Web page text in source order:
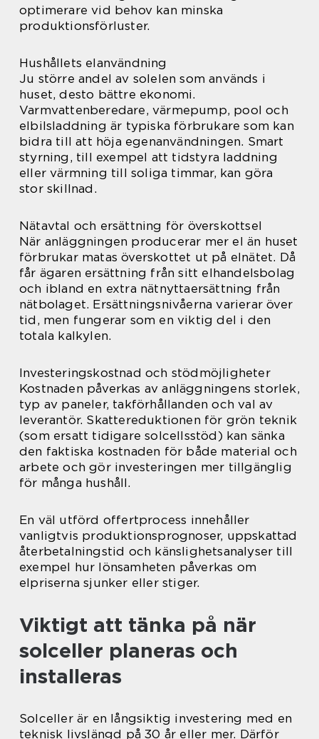
optimerare vid behov kan minska
produktionsförluster.
Hushållets elanvändning
Ju större andel av solelen som används i
huset, desto bättre ekonomi.
Varmvattenberedare, värmepump, pool och
elbilsladdning är typiska förbrukare som kan
bidra till att höja egenanvändningen. Smart
styrning, till exempel att tidstyra laddning
eller värmning till soliga timmar, kan göra
stor skillnad.
Nätavtal och ersättning för överskottsel
När anläggningen producerar mer el än huset
förbrukar matas överskottet ut på elnätet. Då
får ägaren ersättning från sitt elhandelsbolag
och ibland en extra nätnyttaersättning från
nätbolaget. Ersättningsnivåerna varierar över
tid, men fungerar som en viktig del i den
totala kalkylen.
Investeringskostnad och stödmöjligheter
Kostnaden påverkas av anläggningens storlek,
typ av paneler, takförhållanden och val av
leverantör. Skattereduktionen för grön teknik
(som ersatt tidigare solcellsstöd) kan sänka
den faktiska kostnaden för både material och
arbete och gör investeringen mer tillgänglig
för många hushåll.
En väl utförd offertprocess innehåller
vanligtvis produktionsprognoser, uppskattad
återbetalningstid och känslighetsanalyser till
exempel hur lönsamheten påverkas om
elpriserna sjunker eller stiger.
Viktigt att tänka på när
solceller planeras och
installeras
Solceller är en långsiktig investering med en
teknisk livslängd på 30 år eller mer. Därför